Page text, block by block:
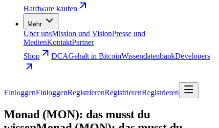
Hardware kaufen
Mehr
Über unsMission und VisionPresse und
MedienKontaktPartner
Shop
DCAGehalt in BitcoinWissendatenbankDevelopers
EinloggenEinloggenRegistrierenRegistrierenRegistrieren
Monad (MON): das musst du